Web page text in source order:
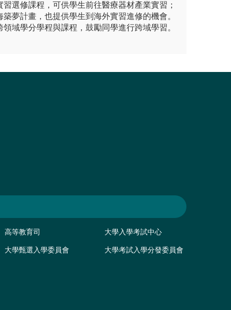
選修課程，可供學生前往醫療器材產業實習；
夢計畫，也提供學生到海外實習進修的機會。
域學分學程與課程，鼓勵同學進行跨域學習。
高等教育司 大學入學考試中心
大學甄選入學委員會 大學考試入學分發委員會